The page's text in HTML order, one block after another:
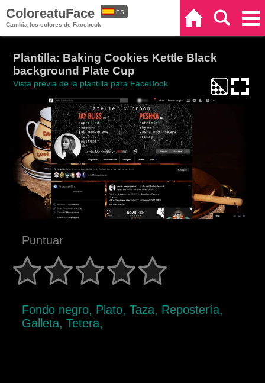
ColoreatuFace
Cambia los colores de Facebook
ES
Plantilla: Baking Cookies Kettle Black
background Plate Cup
Vista previa de la plantilla para FaceBook
Puntuar
Fondo negro, Plato, Taza, Repostería,
Galleta, Tetera,